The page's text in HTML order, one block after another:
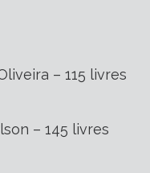
– 115 livres
– 145 livres